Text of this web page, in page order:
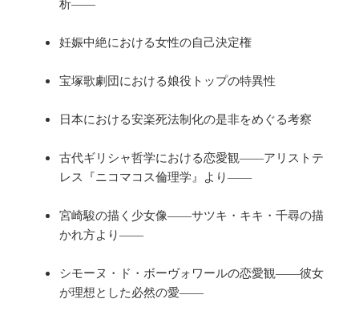
析――
妊娠中絶における女性の自己決定権
宝塚歌劇団における娘役トップの特異性
日本における安楽死法制化の是非をめぐる考察
古代ギリシャ哲学における恋愛観――アリストテ
レス『ニコマコス倫理学』より――
宮崎駿の描く少女像――サツキ・キキ・千尋の描
かれ方より――
シモーヌ・ド・ボーヴォワールの恋愛観――彼女
が理想とした必然の愛――